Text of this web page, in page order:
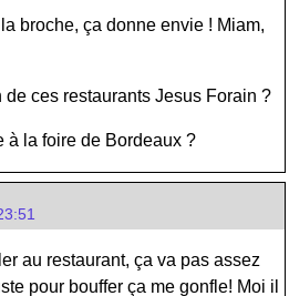
broche, ça donne envie ! Miam,
ces restaurants Jesus Forain ?
à la foire de Bordeaux ?
au restaurant, ça va pas assez
pour bouffer ça me gonfle! Moi il